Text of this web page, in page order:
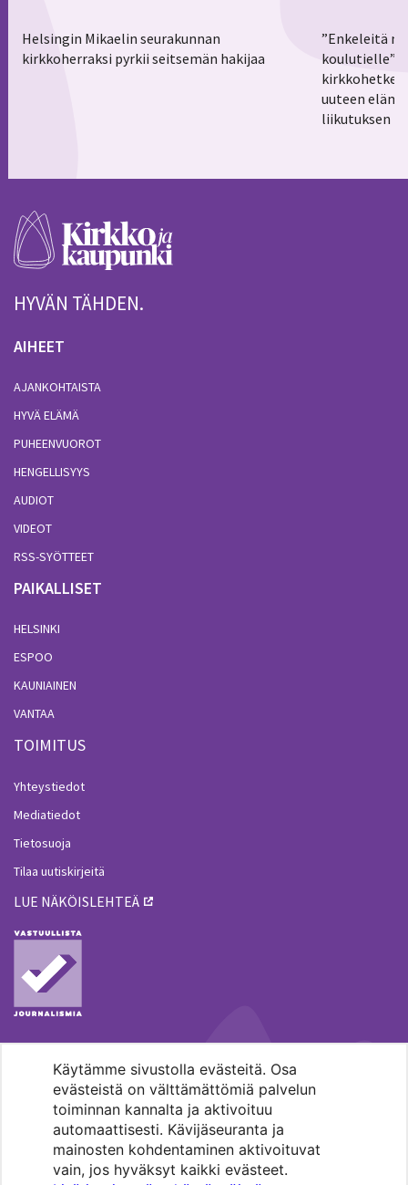
Käytämme sivustolla evästeitä. Osa
evästeistä on välttämättömiä palvelun
toiminnan kannalta ja aktivoituu
automaattisesti. Kävijäseuranta ja
mainosten kohdentaminen aktivoituvat
vain, jos hyväksyt kaikki evästeet.
Helsingin Mikaelin seurakunnan
kirkkoherraksi pyrkii seitsemän hakijaa
”Enkeleitä
koulutielle”–
uuteen
liikutuksen
HYVÄN TÄHDEN.
AIHEET
AJANKOHTAISTA
HYVÄ ELÄMÄ
PUHEENVUOROT
HENGELLISYYS
AUDIOT
VIDEOT
RSS-SYÖTTEET
PAIKALLISET
HELSINKI
ESPOO
KAUNIAINEN
VANTAA
TOIMITUS
Yhteystiedot
Mediatiedot
Tietosuoja
Tilaa uutiskirjeitä
LUE NÄKÖISLEHTEÄ
MENOHAKU